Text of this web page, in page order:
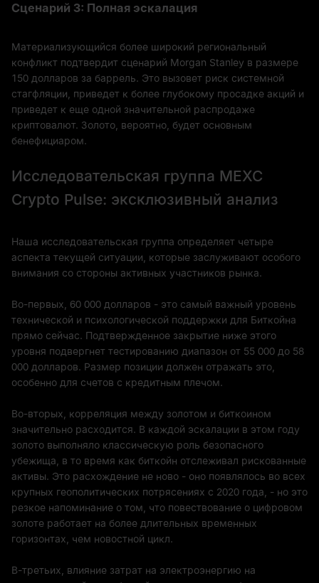
Сценарий 3: Полная эскалация
Материализующийся более широкий региональный
конфликт подтвердит сценарий Morgan Stanley в размере
150 долларов за баррель. Это вызовет риск системной
стагфляции, приведет к более глубокому просадке акций и
приведет к еще одной значительной распродаже
криптовалют. Золото, вероятно, будет основным
бенефициаром.
Исследовательская группа MEXC
Crypto Pulse: эксклюзивный анализ
Наша исследовательская группа определяет четыре
аспекта текущей ситуации, которые заслуживают особого
внимания со стороны активных участников рынка.
Во-первых, 60 000 долларов - это самый важный уровень
технической и психологической поддержки для Биткойна
прямо сейчас. Подтвержденное закрытие ниже этого
уровня подвергнет тестированию диапазон от 55 000 до 58
000 долларов. Размер позиции должен отражать это,
особенно для счетов с кредитным плечом.
Во-вторых, корреляция между золотом и биткоином
значительно расходится. В каждой эскалации в этом году
золото выполняло классическую роль безопасного
убежища, в то время как биткойн отслеживал рискованные
активы. Это расхождение не ново - оно появлялось во всех
крупных геополитических потрясениях с 2020 года, - но это
резкое напоминание о том, что повествование о цифровом
золоте работает на более длительных временных
горизонтах, чем новостной цикл.
В-третьих, влияние затрат на электроэнергию на